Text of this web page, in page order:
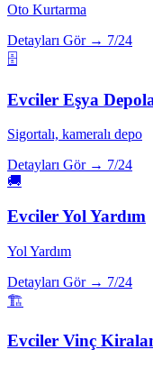
Oto Kurtarma
Detayları Gör → 7/24
🗄️
Evciler Eşya
Sigortalı, kameralı depo
Detayları Gör → 7/24
🚚
EvcilerYol Yardım
Yol Yardım
Detayları Gör → 7/24
🏗️
Evciler Vinç